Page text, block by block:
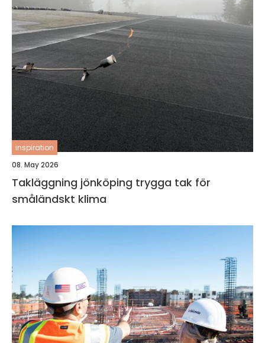
inspiration
08. May 2026
Takläggning jönköping trygga tak för
småländskt klima